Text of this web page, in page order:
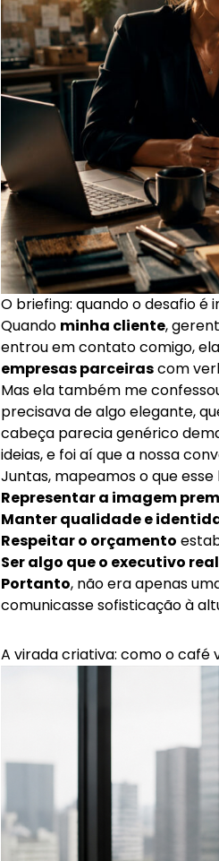
O briefing: quando o desafio
Quando minha cliente,
entrou em contato comigo,
empresas parceirascom
Mas ela também me
precisava de algo elegante,
cabeça parecia genérico
ideias, e foi aí que a nossa
Juntas, mapeamos o que
Representar a imagem
Manter qualidade e
Respeitar o orçamento
Ser algo que o executivo
Portanto, não era apenas
comunicasse sofisticação à
A virada criativa: como o